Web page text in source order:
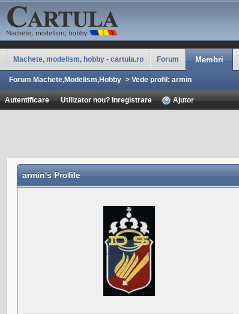
Machete, modelism, hobby - cartula.ro Forum Membri
Forum Machete,Modelism,Hobby > Vede profil: armin
Autentificare Utilizator nou? Inregistrare Ajutor
armin's Profile